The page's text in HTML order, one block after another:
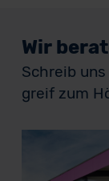
Wir
Schreib
greif zum